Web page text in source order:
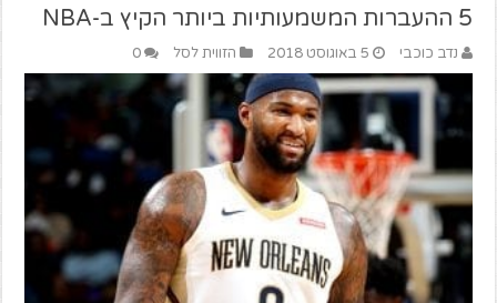
5 ההעברות המשמעותיות ביותר הקיץ ב-NBA
נדב כוכבי 5 באוגוסט 2018 הזווית לסל 0